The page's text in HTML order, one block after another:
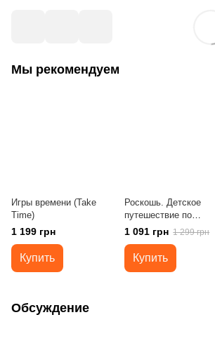
Мы рекомендуем
Игры времени (Take
Time)
1 199 грн
Купить
Роскошь. Детское
путешествие по
королевству (Splendor
1 091 грн 1 299 грн
Купить
Обсуждение